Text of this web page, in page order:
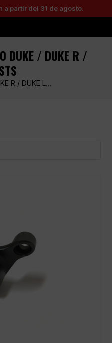
a partir del 31 de agosto.
DUKE / DUKE R /
R / DUKE L…